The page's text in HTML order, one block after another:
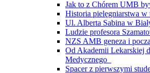
Jak to z Chórem UMB
Historia pielęgniarstwa w
Ul. Alberta Sabina w
Ludzie profesora
NZS AMB geneza i
Od Akademii Lekarskiej
Medycznego
Spacer z pierwszymi